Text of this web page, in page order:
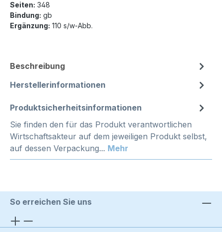
Seiten: 348
Bindung: gb
Ergänzung: 110 s/w-Abb.
Beschreibung
Herstellerinformationen
Produktsicherheitsinformationen
Sie finden den für das Produkt verantwortlichen
Wirtschaftsakteur auf dem jeweiligen Produkt selbst,
auf dessen Verpackung... Mehr
So erreichen Sie uns